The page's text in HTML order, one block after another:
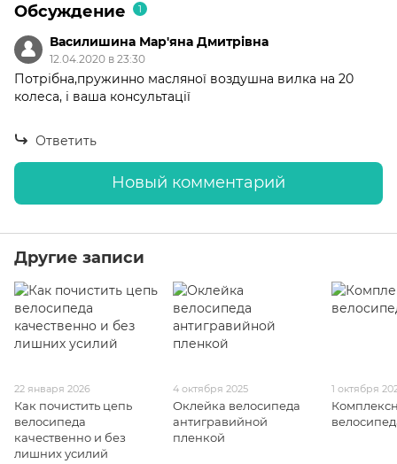
Обсуждение 1
Василишина Мар'яна Дмитрівна
12.04.2020 в 23:30
Потрібна,пружинно масляної воздушна вилка на 20
колеса, і ваша консультації
Ответить
Новый комментарий
Другие записи
22 января 2026
Как почистить цепь
велосипеда
качественно и без
лишних усилий
4 октября 2025
Оклейка велосипеда
антигравийной
пленкой
1 октября